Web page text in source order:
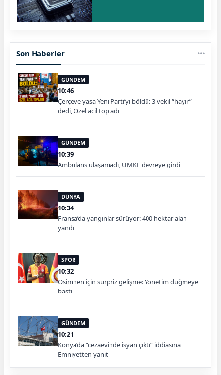
Son Haberler
GÜNDEM
10:46
Çerçeve yasa Yeni Parti’yi böldü: 3 vekil “hayır”
dedi, Özel acil topladı
GÜNDEM
10:39
Ambulans ulaşamadı, UMKE devreye girdi
DÜNYA
10:34
Fransa’da yangınlar sürüyor: 400 hektar alan
yandı
SPOR
10:32
Osimhen için sürpriz gelişme: Yönetim düğmeye
bastı
GÜNDEM
10:21
Konya’da “cezaevinde isyan çıktı” iddiasına
Emniyetten yanıt